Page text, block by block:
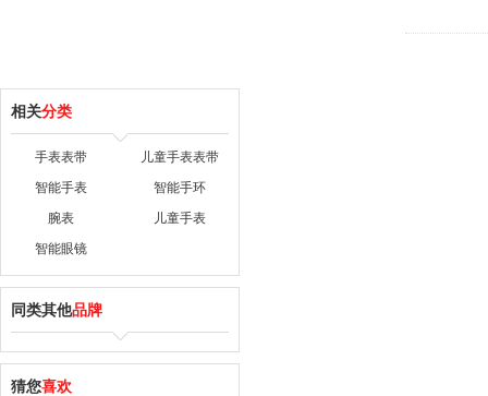
相关分类
手表表带
儿童手表表带
智能手表
智能手环
腕表
儿童手表
智能眼镜
同类其他品牌
苹果
猜您喜欢